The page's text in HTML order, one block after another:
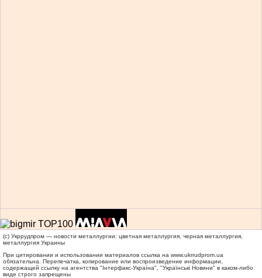
(c) Укррудпром — новости металлургии: цветная металлургия, черная металлургия,
металлургия Украины
При цитировании и использовании материалов ссылка на www.ukrrudprom.ua
обязательна. Перепечатка, копирование или воспроизведение информации,
содержащей ссылку на агентства "Iнтерфакс-Україна", "Українськi Новини" в каком-либо
виде строго запрещены